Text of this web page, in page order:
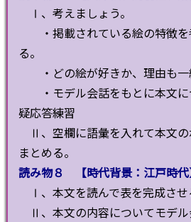
Ⅰ、考えましょう。
・掲載されている絵の特徴を
る。
・どの絵が好きか、理由も一
・モデル会話をもとに本文に
疑応答練習
Ⅱ、空欄に語彙を入れて本文の
まとめる。
読み物８ 【時代背景：江戸時代
Ⅰ、本文を読んで表を完成させ
Ⅱ、本文の内容についてモデル